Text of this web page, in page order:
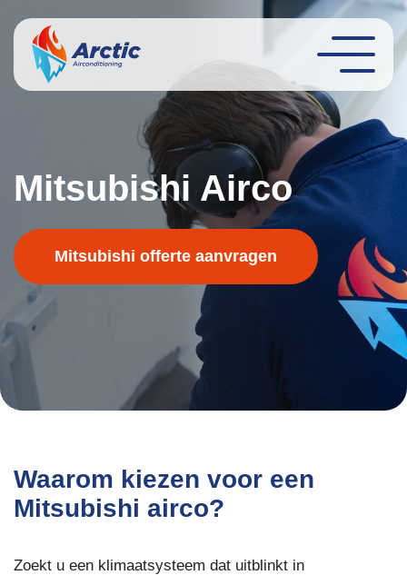
Mitsubishi Airco
Mitsubishi offerte aanvragen
Waarom kiezen voor een
Mitsubishi airco?
Zoekt u een klimaatsysteem dat uitblinkt in